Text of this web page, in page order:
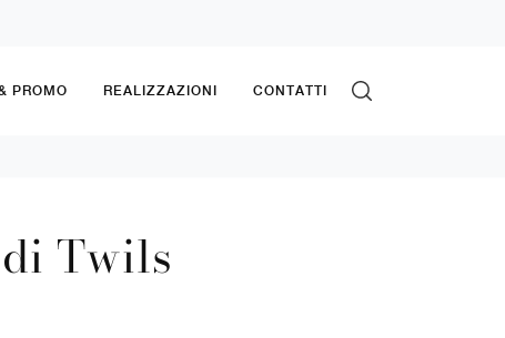
PROMO REALIZZAZIONI CONTATTI
Twils